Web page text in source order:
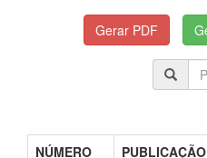
NÚMERO PUBLICAÇÃO